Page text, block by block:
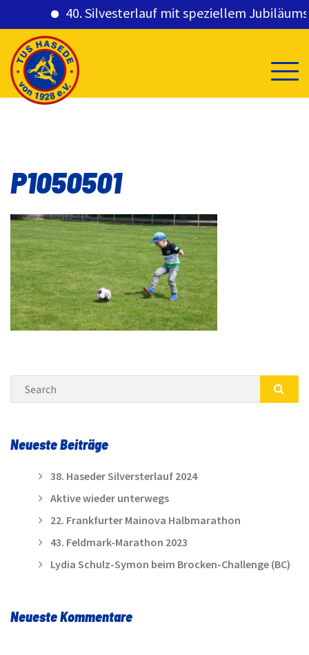
40. Silvesterlauf mit speziellem
content
P1050501
Search
Neueste Beiträge
38. Haseder Silversterlauf 2024
Aktive wieder unterwegs
22. Frankfurter Mainova Halbmarathon
43. Feldmark-Marathon 2023
Lydia Schulz-Symon beim Brocken-Challenge (BC)
Neueste Kommentare